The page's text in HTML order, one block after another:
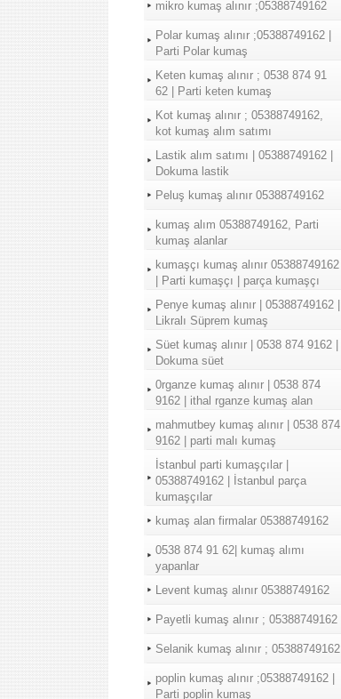
mikro kumaş alınır ;05388749162
Polar kumaş alınır ;05388749162 |
Parti Polar kumaş
Keten kumaş alınır ; 0538 874 91
62 | Parti keten kumaş
Kot kumaş alınır ; 05388749162,
kot kumaş alım satımı
Lastik alım satımı | 05388749162 |
Dokuma lastik
Peluş kumaş alınır 05388749162
kumaş alım 05388749162, Parti
kumaş alanlar
kumaşçı kumaş alınır 05388749162
| Parti kumaşçı | parça kumaşçı
Penye kumaş alınır | 05388749162 |
Likralı Süprem kumaş
Süet kumaş alınır | 0538 874 9162 |
Dokuma süet
0rganze kumaş alınır | 0538 874
9162 | ithal rganze kumaş alan
mahmutbey kumaş alınır | 0538 874
9162 | parti malı kumaş
İstanbul parti kumaşçılar |
05388749162 | İstanbul parça
kumaşçılar
kumaş alan firmalar 05388749162
0538 874 91 62| kumaş alımı
yapanlar
Levent kumaş alınır 05388749162
Payetli kumaş alınır ; 05388749162
Selanik kumaş alınır ; 05388749162
poplin kumaş alınır ;05388749162 |
Parti poplin kumaş